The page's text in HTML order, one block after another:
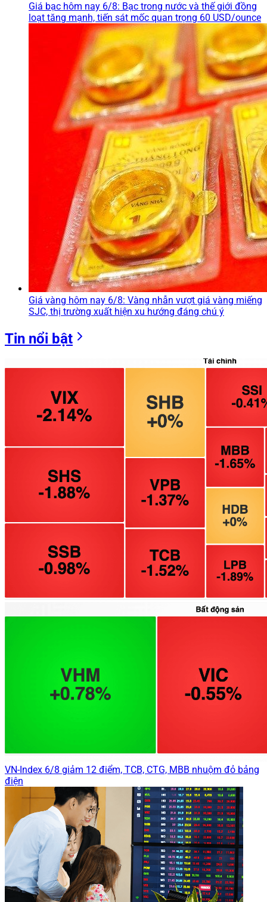
Giá bạc hôm nay 6/8: Bạc trong nước và thế giới đồng
loạt tăng mạnh, tiến sát mốc quan trọng 60 USD/ounce
Giá vàng hôm nay 6/8: Vàng nhẫn vượt giá vàng miếng
SJC, thị trường xuất hiện xu hướng đáng chú ý
Tin nổi bật
VN-Index 6/8 giảm 12 điểm, TCB, CTG, MBB nhuộm đỏ bảng
điện